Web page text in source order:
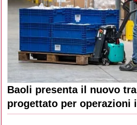
Baoli presenta il nuovo
progettato per operazioni